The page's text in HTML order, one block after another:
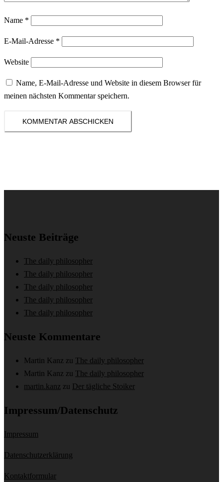
Name *
E-Mail-Adresse *
Website
Name, E-Mail-Adresse und Website in diesem Browser für
meinen nächsten Kommentar speichern.
Neuste Beiträge
The daily philosopher
The daily philosopher
The daily philosopher
The daily philosopher
The daily philosopher
Neuste Kommentare
Martin Kanz zu The daily philosopher
Martin Kanz zu The daily philosopher
martin.kanz zu Der tägliche Stoiker
Impressum/Datenschutz
Impressum
Datenschutzerklärung
Kontaktformular